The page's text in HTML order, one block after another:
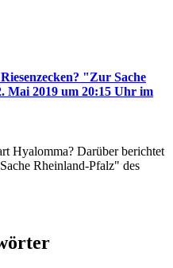
"Zur Sache
Mai 2019 um 20:15 Uhr im
Hyalomma? Darüber berichtet
Rheinland-Pfalz" des